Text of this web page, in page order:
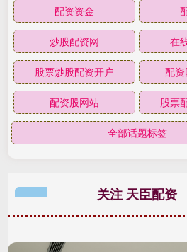
配资资金
炒股配资网 在
股票炒股配资开户 配
配资股网站 股票
全部话题标签
关注 天臣配资